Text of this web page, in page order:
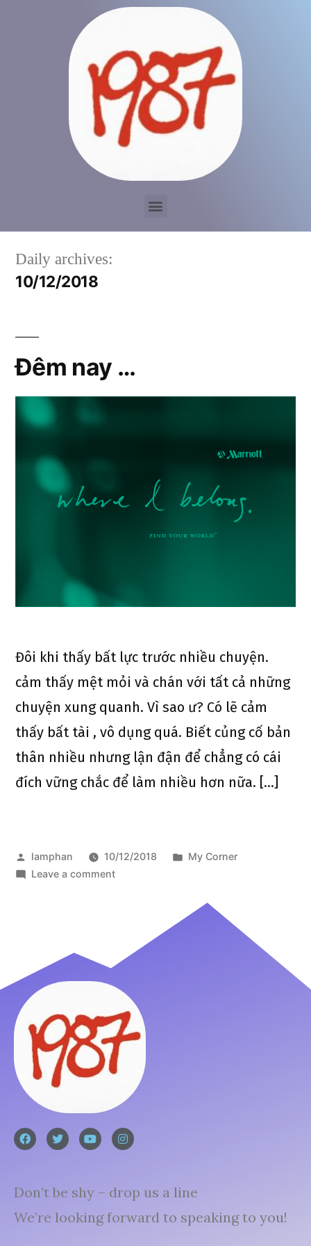
Daily archives:
10/12/2018
Đêm nay …
Đôi khi thấy bất lực trước nhiều chuyện.
cảm thấy mệt mỏi và chán với tất cả những
chuyện xung quanh. Vì sao ư? Có lẽ cảm
thấy bất tài , vô dụng quá. Biết củng cố bản
thân nhiều nhưng lận đận để chẳng có cái
đích vững chắc để làm nhiều hơn nữa. […]
lamphan 10/12/2018
My Corner
Leave a comment
Don’t be shy – drop us a line
We’re looking forward to speaking to you!